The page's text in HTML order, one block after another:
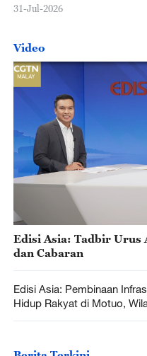
31-Jul-2026
Video
Edisi Asia: Tadbir Urus
dan Cabaran
Edisi Asia: Pembinaan
Hidup Rakyat di Motuo,